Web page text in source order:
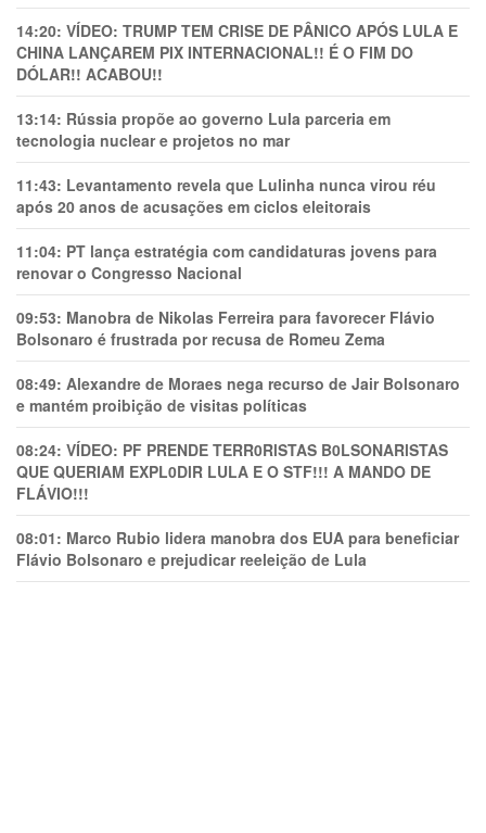
14:20: VÍDEO: TRUMP TEM CRlSE DE PÂNlCO APÓS LULA E
CHINA LANÇAREM PIX INTERNACIONAL!! É O FIM DO
DÓLAR!! ACABOU!!
13:14: Rússia propõe ao governo Lula parceria em
tecnologia nuclear e projetos no mar
11:43: Levantamento revela que Lulinha nunca virou réu
após 20 anos de acusações em ciclos eleitorais
11:04: PT lança estratégia com candidaturas jovens para
renovar o Congresso Nacional
09:53: Manobra de Nikolas Ferreira para favorecer Flávio
Bolsonaro é frustrada por recusa de Romeu Zema
08:49: Alexandre de Moraes nega recurso de Jair Bolsonaro
e mantém proibição de visitas políticas
08:24: VÍDEO: PF PRENDE TERR0RlSTAS B0LSONARlSTAS
QUE QUERIAM EXPL0DlR LULA E O STF!!! A MANDO DE
FLÁVIO!!!
08:01: Marco Rubio lidera manobra dos EUA para beneficiar
Flávio Bolsonaro e prejudicar reeleição de Lula